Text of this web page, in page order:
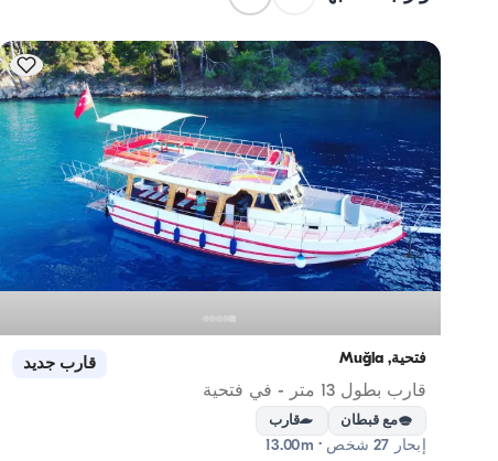
فتحية, Muğla قارب جديد
قارب بطول 13 متر - في فتحية
مع قبطان قارب
إبحار 27 شخص · 13.00m